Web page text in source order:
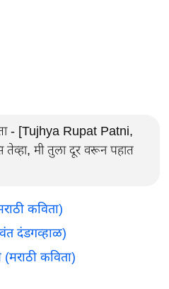
- [Tujhya Rupat Patni,
मी तुला दूर वरून पहात
कविता)
दंडगव्हाळ)
कविता)